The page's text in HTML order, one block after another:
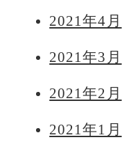
2021年4月
2021年3月
2021年2月
2021年1月